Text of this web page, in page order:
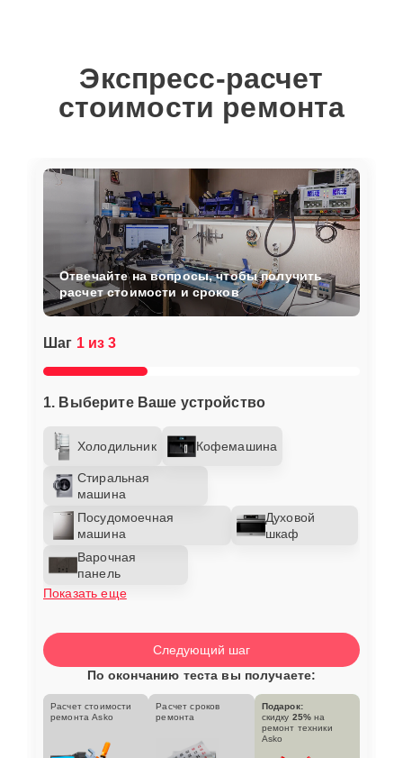
Экспресс-расчет
стоимости ремонта
Шаг 1 из 3
1. Выберите Ваше устройство
Холодильник Кофемашина
Стиральная
машина
Посудомоечная
машина
Духовой
шкаф
Варочная
панель
Показать еще
Отвечайте на вопросы, чтобы получить
расчет стоимости и сроков
Следующий шаг
По окончанию теста вы получаете:
Расчет стоимости
ремонта Asko
Расчет сроков
ремонта
Подарок:
скидку 25% на
ремонт техники
Asko